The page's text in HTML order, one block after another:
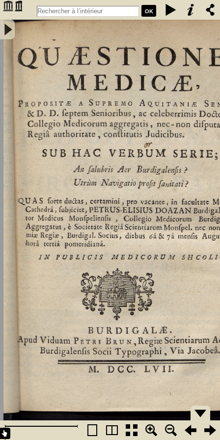
OK
Quaestiones medicae, propositae a supremo Aquitaniae Senatu, &
D.D. septem senioribus, ac celeberrimis doctoribus, collegio
medicorum aggregatis, nec-non disputationis, regia authoritate,
constitutis judicibus. Sub hac verbum serie ; an salubris aer
burdigalensis ? utrum navigatio prosit sanitati ? Quas forte ductas,
certamini, pro vacante, in facultas medicinae, cathedra, subjiciet
Petrus Elisius Doazan Burdigalus... - Doazan, Pierre-Eloi (1730-
1784). Auteur